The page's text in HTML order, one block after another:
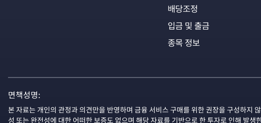
배당조정
입금 및 출금
종목 정보
면책성명:
본 자료는 개인의 관정과 의견만을 반영하며 금융 서비스 구매를 위한 권장을 구성하지
성 또는 완전성에 대한 어떠한 보증도 없으며 해당 자료를 기반으로 한 투자로 인해 발